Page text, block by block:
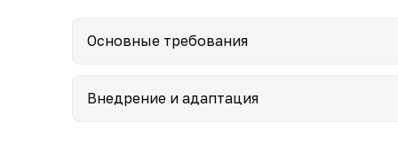
Основные требования
Внедрение и адаптация